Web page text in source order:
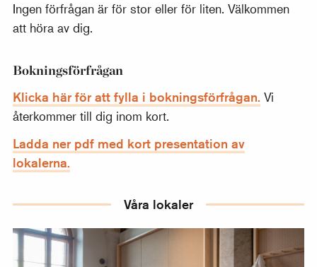
Ingen förfrågan är för stor eller för liten. Välkommen
att höra av dig.
Bokningsförfrågan
Klicka här för att fylla i bokningsförfrågan. Vi
återkommer till dig inom kort.
Ladda ner pdf med kort presentation av
lokalerna.
Våra lokaler
Ateljéerna